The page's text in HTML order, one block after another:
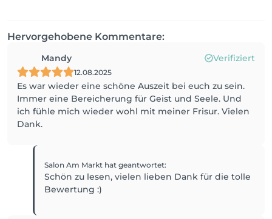
Hervorgehobene Kommentare:
Mandy Verifiziert
12.08.2025
Es war wieder eine schöne Auszeit bei euch zu sein.
Immer eine Bereicherung für Geist und Seele. Und
ich fühle mich wieder wohl mit meiner Frisur. Vielen
Dank.
Salon Am Markt hat geantwortet:
Schön zu lesen, vielen lieben Dank für die tolle
Bewertung :)